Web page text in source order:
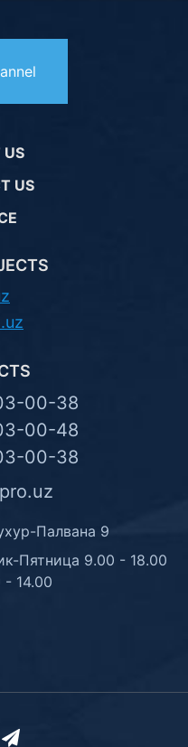
US
00-38
00-48
00-38
Палвана 9
Пятница 9.00 - 18.00
- 14.00